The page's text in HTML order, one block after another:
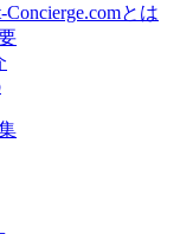
Concierge.comとは